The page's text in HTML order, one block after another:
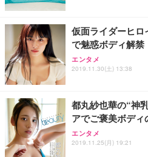
仮面ライダーヒ
で魅惑ボディ解禁
エンタメ
2019.11.30(土) 13:38
都丸紗也華の“神
アでご褒美ボディ
エンタメ
2019.11.25(月) 19:21